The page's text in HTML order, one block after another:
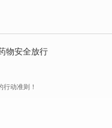
物安全放行
动准则！